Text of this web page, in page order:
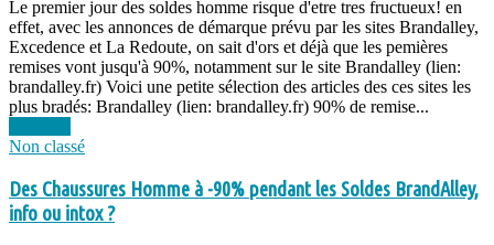
Le premier jour des soldes homme risque d'etre tres fructueux! en
effet, avec les annonces de démarque prévu par les sites Brandalley,
Excedence et La Redoute, on sait d'ors et déjà que les pemières
remises vont jusqu'à 90%, notamment sur le site Brandalley (lien:
brandalley.fr) Voici une petite sélection des articles des ces sites les
plus bradés: Brandalley (lien: brandalley.fr) 90% de remise...
Non classé
Des Chaussures Homme à -90% pendant les Soldes BrandAlley,
info ou intox ?